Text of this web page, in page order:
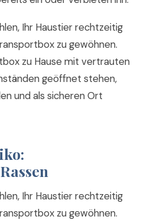
Ihr Haustier rechtzeitig
zu gewöhnen.
zu Hause mit vertrauten
geöffnet stehen,
und als sicheren Ort
Ihr Haustier rechtzeitig
zu gewöhnen.